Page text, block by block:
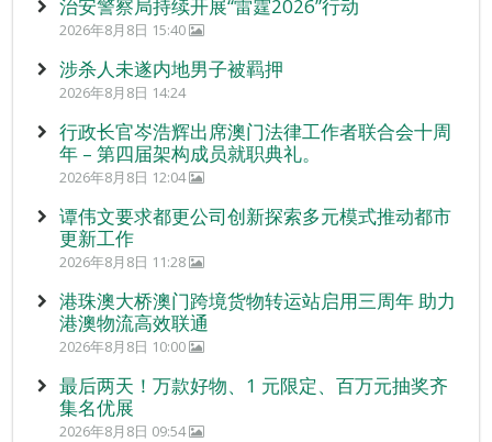
治安警察局持续开展“雷霆2026”行动
2026年8月8日 15:40
涉杀人未遂内地男子被羁押
2026年8月8日 14:24
行政长官岑浩辉出席澳门法律工作者联合会十周
年 – 第四届架构成员就职典礼。
2026年8月8日 12:04
谭伟文要求都更公司创新探索多元模式推动都市
更新工作
2026年8月8日 11:28
港珠澳大桥澳门跨境货物转运站启用三周年 助力
港澳物流高效联通
2026年8月8日 10:00
最后两天！万款好物、1 元限定、百万元抽奖齐
集名优展
2026年8月8日 09:54